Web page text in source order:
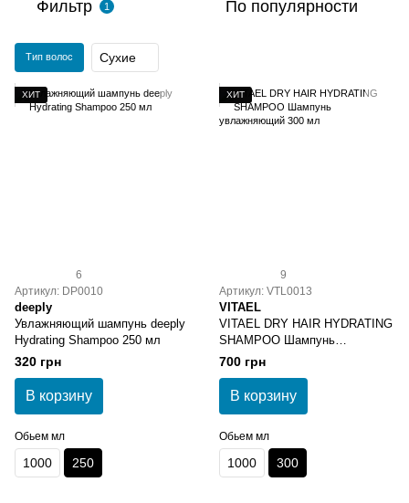
Фильтр 1 По популярности
Тип волос Сухие
ХИТ
6
Артикул: DP0010
deeply
Увлажняющий шампунь deeply
Hydrating Shampoo 250 мл
320 грн
В корзину
Обьем мл
1000 250
ХИТ
9
Артикул: VTL0013
VITAEL
VITAEL DRY HAIR HYDRATING
SHAMPOO Шампунь
увлажняющий 300 мл
700 грн
В корзину
Обьем мл
1000 300